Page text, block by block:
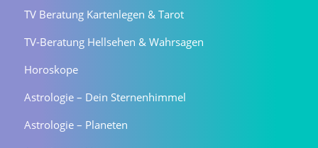
TV Beratung Kartenlegen & Tarot
TV-Beratung Hellsehen & Wahrsagen
Horoskope
Astrologie – Dein Sternenhimmel
Astrologie – Planeten